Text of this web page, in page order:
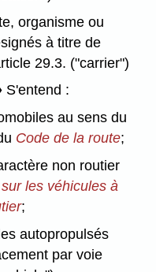
organisme ou
à titre de
29.3. ("carrier")
S'entend :
au sens du
Code de la route;
non routier
les véhicules à
;
autopropulsés
par voie